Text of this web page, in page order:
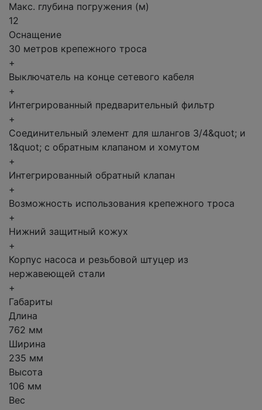
Макс. глубина погружения (м)
12
Оснащение
30 метров крепежного троса
+
Выключатель на конце сетевого кабеля
+
Интегрированный предварительный фильтр
+
Соединительный элемент для шлангов 3/4&quot; и
1&quot; с обратным клапаном и хомутом
+
Интегрированный обратный клапан
+
Возможность использования крепежного троса
+
Нижний защитный кожух
+
Корпус насоса и резьбовой штуцер из
нержавеющей стали
+
Габариты
Длина
762 мм
Ширина
235 мм
Высота
106 мм
Вес